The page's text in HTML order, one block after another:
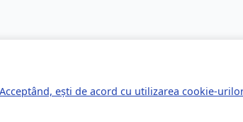
ești de acord cu utilizarea cookie-